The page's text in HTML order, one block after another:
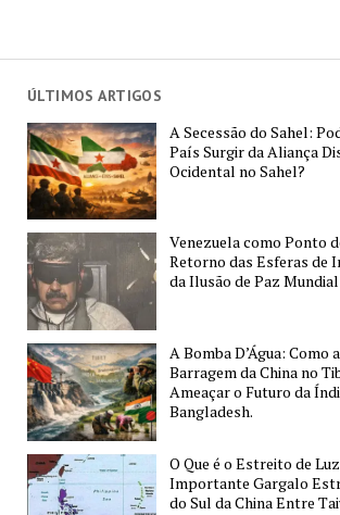
da
Ucrânia
o
Conflito
Global
entre
Democracias
e
Autocracias?
ÚLTIMOS ARTIGOS
A Secessão do Sahel:
País Surgir da Aliança
Ocidental no Sahel?
Venezuela como Ponto
Retorno das Esferas de
da Ilusão de Paz Mundial
A Bomba D’Água: Como
Barragem da China no
Ameaçar o Futuro da
Bangladesh.
O Que é o Estreito de
Importante Gargalo
do Sul da China Entre